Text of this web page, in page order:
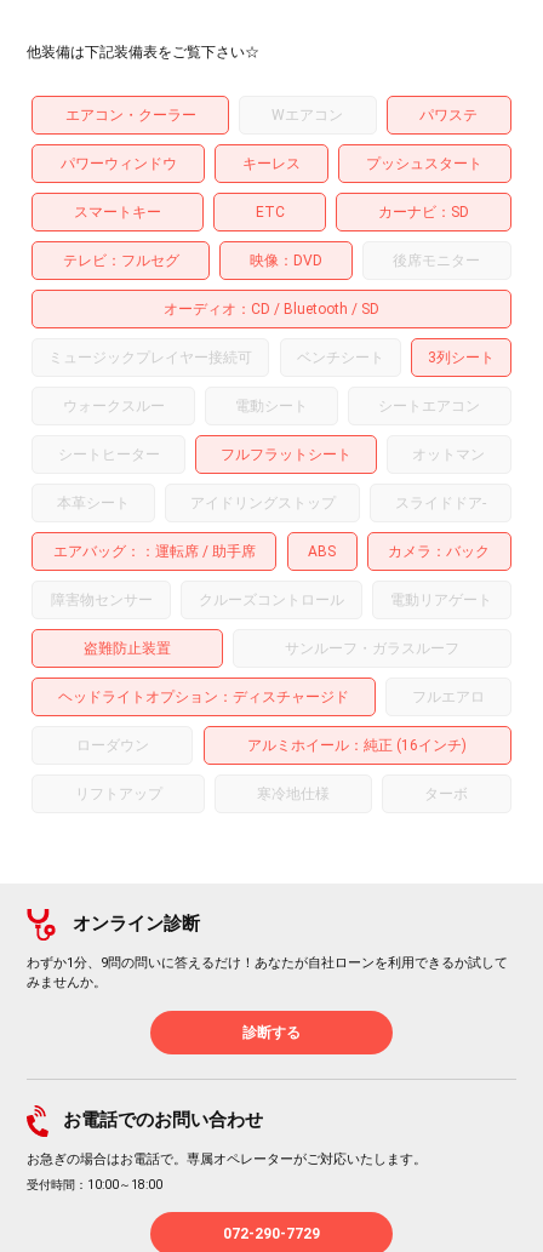
他装備は下記装備表をご覧下さい☆
エアコン・クーラー Wエアコン パワステ
パワーウィンドウ キーレス プッシュスタート
スマートキー ETC カーナビ SD
テレビ フルセグ 映像 DVD 後席モニター
オーディオ CD Bluetooth SD
ミュージックプレイヤー接続可 ベンチシート 3列シート
ウォークスルー 電動シート シートエアコン
シートヒーター フルフラットシート オットマン
本革シート アイドリングストップ スライドドア-
エアバッグ： 運転席 助手席 ABS カメラ バック
障害物センサー クルーズコントロール 電動リアゲート
盗難防止装置 サンルーフ・ガラスルーフ
ヘッドライトオプション ディスチャージド フルエアロ
ローダウン アルミホイール ：純正 (16インチ)
リフトアップ 寒冷地仕様 ターボ
オンライン診断
わずか1分、9問の問いに答えるだけ！あなたが自社ローンを利用できるか試して
みませんか。
診断する
お電話でのお問い合わせ
お急ぎの場合はお電話で。専属オペレーターがご対応いたします。
受付時間：10:00～18:00
072-290-7729